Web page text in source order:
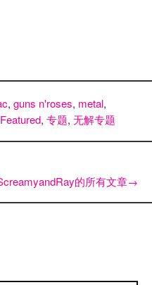
, guns n'roses, metal,
Featured, 专题, 无解专题
的所有文章→